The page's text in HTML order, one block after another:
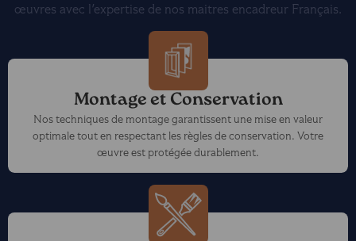
œuvres avec l'expertise de nos maitres encadreur Français.
Montage et Conservation
Nos techniques de montage garantissent une mise en valeur
optimale tout en respectant les règles de conservation. Votre
œuvre est protégée durablement.